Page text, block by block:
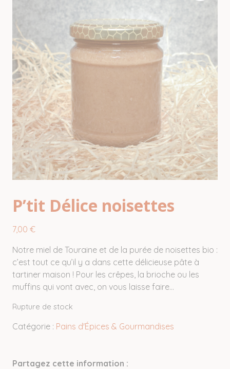
P’tit Délice noisettes
7,00 €
Notre miel de Touraine et de la purée de noisettes bio :
c’est tout ce qu’il y a dans cette délicieuse pâte à
tartiner maison ! Pour les crêpes, la brioche ou les
muffins qui vont avec, on vous laisse faire…
Rupture de stock
Catégorie : Pains d'Épices & Gourmandises
Partagez cette information :